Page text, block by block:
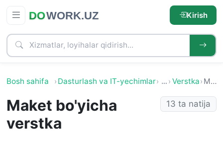
Kirish
Bosh sahifa Dasturlash va IT-yechimlar … Verstka Maket bo'yicha verstka
Maket bo'yicha
verstka
13 ta natija